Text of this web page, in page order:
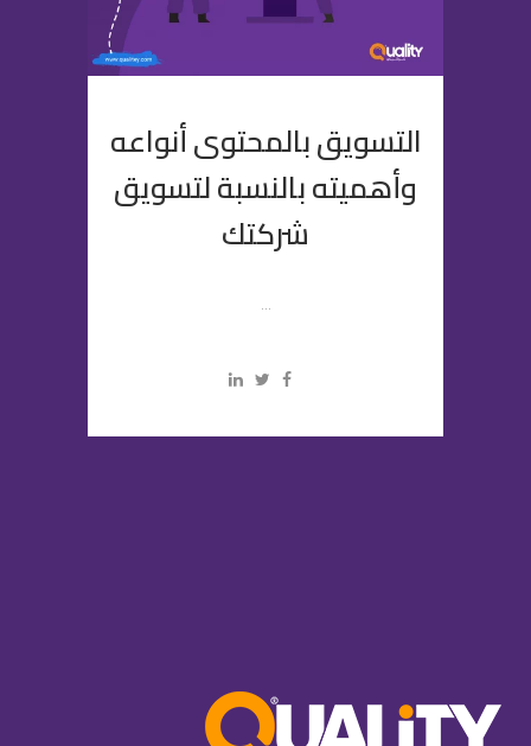
التسويق بالمحتوى أنواعه
وأهميته بالنسبة لتسويق
شركتك
...